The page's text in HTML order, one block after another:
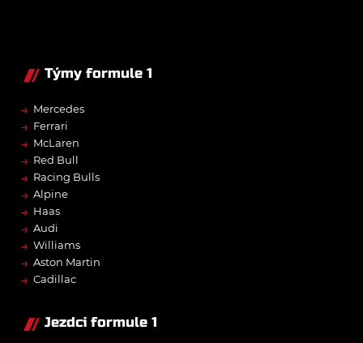
Týmy formule 1
→ Mercedes
→ Ferrari
→ McLaren
→ Red Bull
→ Racing Bulls
→ Alpine
→ Haas
→ Audi
→ Williams
→ Aston Martin
→ Cadillac
Jezdci formule 1